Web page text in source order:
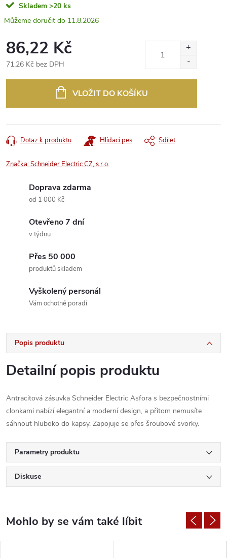
Skladem >20 ks
11.8.2026
86,22 Kč
71,26 Kč bez DPH
VLOŽIT DO KOŠÍKU
Dotaz k produktu Hlídací pes Sdílet
Značka:Schneider Electric CZ, s.r.o.
Doprava zdarma
od 1 000 Kč
Otevřeno 7 dní
v týdnu
Přes 50 000
produktů skladem
Vyškolený personál
Vám ochotně poradí
Popis produktu
Detailní popis produktu
Antracitová zásuvka Schneider Electric Asfora s bezpečnostními
clonkami nabízí elegantní a moderní design, a přitom nemusíte
sáhnout hluboko do kapsy. Zapojuje se přes šroubové svorky.
Parametry produktu
Diskuse